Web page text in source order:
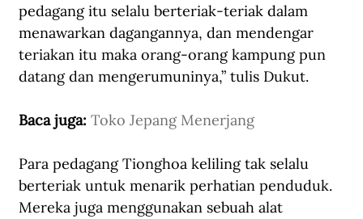
pedagang itu selalu berteriak-teriak dalam
menawarkan dagangannya, dan mendengar
teriakan itu maka orang-orang kampung pun
datang dan mengerumuninya,” tulis Dukut.
Baca juga: Toko Jepang Menerjang
Para pedagang Tionghoa keliling tak selalu
berteriak untuk menarik perhatian penduduk.
Mereka juga menggunakan sebuah alat